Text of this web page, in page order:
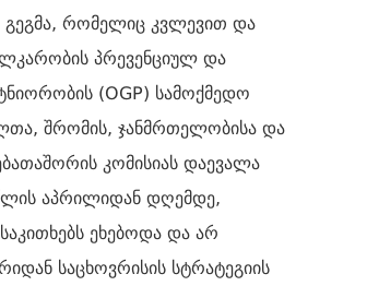
გეგმა, რომელიც კვლევით და
პრევენციულ და
(OGP) სამოქმედო
შრომის, ჯანმრთელობისა და
კომისიას დაევალა
წლის აპრილიდან დღემდე,
ეხებოდა და არ
საცხოვრისის სტრატეგიის